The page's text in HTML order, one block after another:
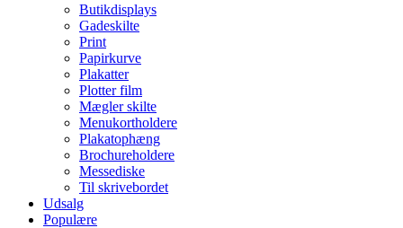
Butikdisplays
Gadeskilte
Print
Papirkurve
Plakatter
Plotter film
Mægler skilte
Menukortholdere
Plakatophæng
Brochureholdere
Messediske
Til skrivebordet
Udsalg
Populære